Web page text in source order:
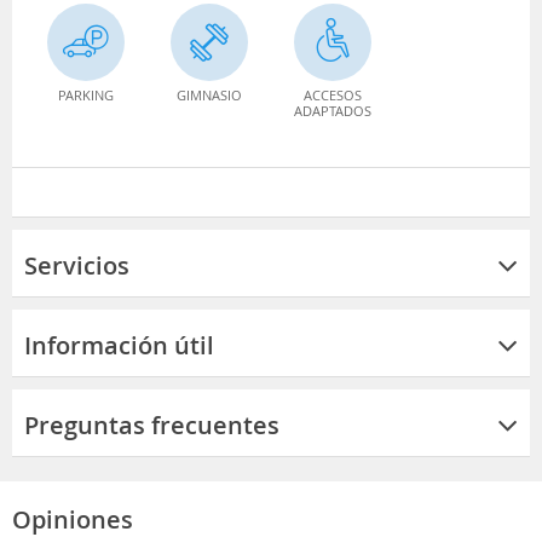
PARKING GIMNASIO
ACCESOS
ADAPTADOS
Servicios
Información útil
Preguntas frecuentes
Opiniones